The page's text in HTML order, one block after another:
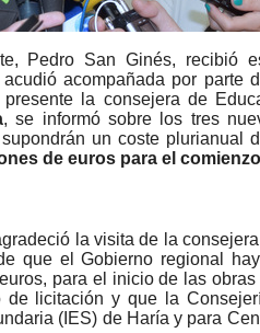
Pedro San Ginés,
acompañada por
la consejera de
, se informó sobre los tres
un coste plurianual
de euros para el
la visita de la
que el Gobierno regional
para el inicio de las
de licitación y que la
(IES) de Haría y para